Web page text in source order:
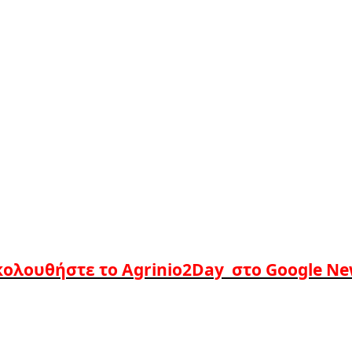
το Agrinio2Day στο Google